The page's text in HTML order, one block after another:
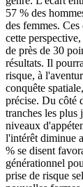
57 % des
des femmes.
cette
de près de 30
résultats. Il
risque, à
conquête
précise. Du côté
tranches les plus
niveaux
l'intérêt diminue
% se disent
générationnel
prise de risque